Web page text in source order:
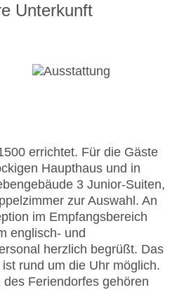
Unterkunft
errichtet. Für die Gäste
Haupthaus und in
3 Junior-Suiten,
zur Auswahl. An
im Empfangsbereich
englisch- und
herzlich begrüßt. Das
rund um die Uhr möglich.
Feriendorfes gehören